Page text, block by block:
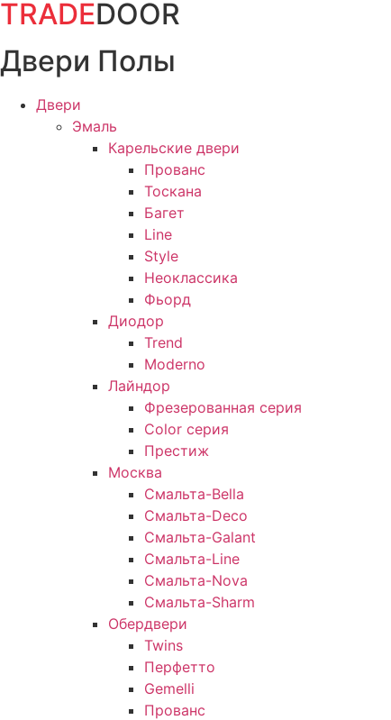
Перейти
содержимому
TRADEDOOR
Двери Полы
Двери
Эмаль
Карельские двери
Прованc
Тоскана
Багет
Line
Style
Неоклассика
Фьорд
Диодор
Trend
Moderno
Лайндор
Фрезерованная серия
Color серия
Престиж
Москва
Смальта-Bella
Смальта-Deco
Смальта-Galant
Смальта-Line
Смальта-Nova
Смальта-Sharm
Обердвери
Twins
Перфетто
Gemelli
Прованс